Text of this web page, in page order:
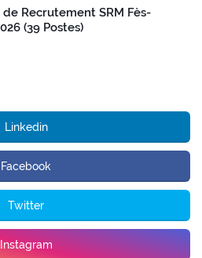
de Recrutement SRM Fès-
(39 Postes)
Linkedin
Facebook
Twitter
Instagram